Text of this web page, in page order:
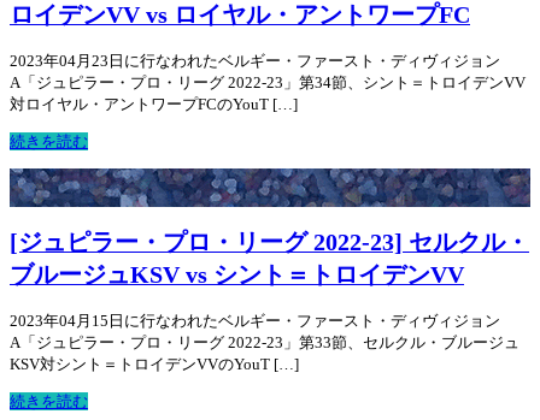
ロイデンVV vs ロイヤル・アントワープFC
2023年04月23日に行なわれたベルギー・ファースト・ディヴィジョン
A「ジュピラー・プロ・リーグ 2022-23」第34節、シント＝トロイデンVV
対ロイヤル・アントワープFCのYouT […]
続きを読む
[ジュピラー・プロ・リーグ 2022-23] セルクル・
ブルージュKSV vs シント＝トロイデンVV
2023年04月15日に行なわれたベルギー・ファースト・ディヴィジョン
A「ジュピラー・プロ・リーグ 2022-23」第33節、セルクル・ブルージュ
KSV対シント＝トロイデンVVのYouT […]
続きを読む